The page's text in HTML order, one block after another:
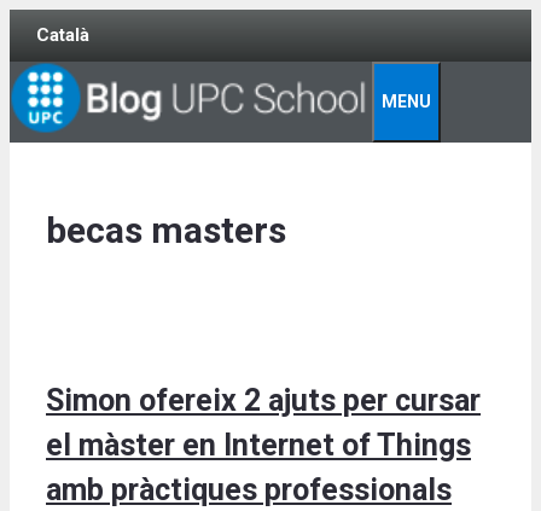
Skip
content
Català
MENU
becas masters
Simon ofereix 2 ajuts per cursar
el màster en Internet of Things
amb pràctiques professionals